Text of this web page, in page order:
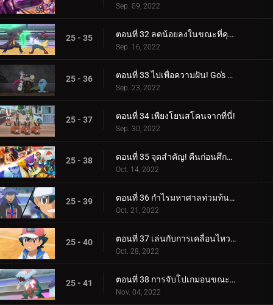
Sep. 09, 2022
25 - 35 ตอนที่ 32 ลดน้อยลงในขณะที่คุณทำงาน! (4)
Sep. 16, 2022
25 - 36 ตอนที่ 33 ไปเพื่อความฝัน! Go's Road to Mew!!
Sep. 23, 2022
25 - 37 ตอนที่ 34 เพียงโยนสโคนจากที่นี่!
Sep. 30, 2022
25 - 38 ตอนที่ 35 จุดสำคัญ! คืนก่อนศึกตัดสิน! ซาโตชิ ปะทะ ดันเด้!!
Oct. 14, 2022
25 - 39 ตอนที่ 36 กำไรมหาศาลท่วมท้น! (1)
Oct. 21, 2022
25 - 40 ตอนที่ 37 เล่นกับการเคลื่อนไหวของคุณ! (2)
Oct. 28, 2022
25 - 41 ตอนที่ 38 การจับโปเกมอนขณะปัดป้อง! (3)
Nov. 04, 2022